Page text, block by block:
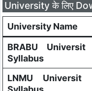
University के लिए
University Name
BRABU
Syllabus
LNMU